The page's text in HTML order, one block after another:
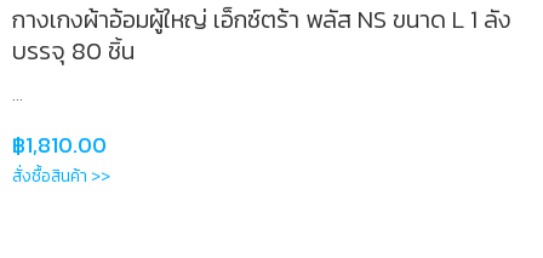
กางเกงผ้าอ้อมผู้ใหญ่ เอ็กซ์ตร้า พลัส NS ขนาด L 1 ลัง
บรรจุ 80 ชิ้น
...
฿1,810.00
สั่งซื้อสินค้า >>